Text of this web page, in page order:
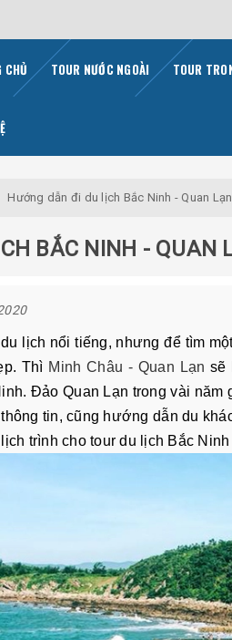
CHỦ TOUR NƯỚC NGOÀI TOUR
Hướng dẫn đi du lịch Bắc Ninh - Quan
BẮC NINH - QUAN
lịch nổi tiếng, nhưng để tìm
Thì Minh Châu - Quan Lạn sẽ
Đảo Quan Lạn trong vài
tin, cũng hướng dẫn du
trình cho tour du lịch Bắc Ninh